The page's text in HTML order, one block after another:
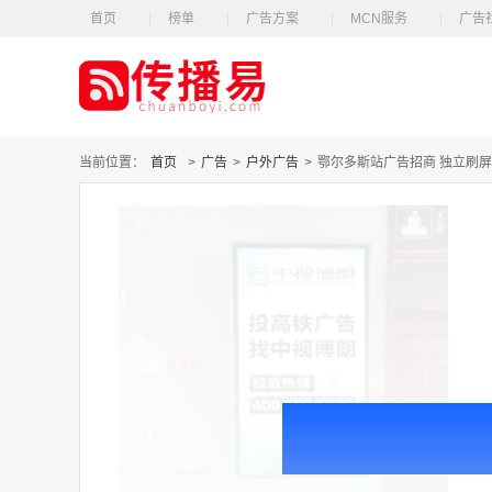
首页 榜单 广告方案 MCN服务 广告
当前位置： 首页 > 广告 > 户外广告 > 鄂尔多斯站广告招商 独立刷